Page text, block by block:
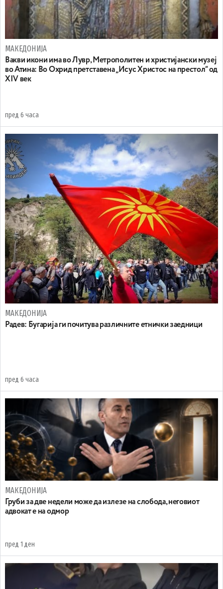
МАКЕДОНИЈА
Вакви икони има во Лувр, Метрополитен и христијански музеј
во Атина: Во Охрид претставена „Исус Христос на престол“ од
XIV век
пред 6 часа
МАКЕДОНИЈА
Радев: Бугарија ги почитува различните етнички заедници
пред 6 часа
МАКЕДОНИЈА
Груби за две недели може да излезе на слобода, неговиот
адвокат е на одмор
пред 1 ден